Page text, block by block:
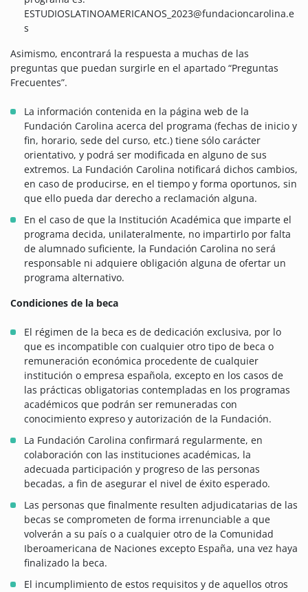
ESTUDIOSLATINOAMERICANOS_2023@fundacioncarolina.e
s
Asimismo, encontrará la respuesta a muchas de las
preguntas que puedan surgirle en el apartado “Preguntas
Frecuentes”.
La información contenida en la página web de la
Fundación Carolina acerca del programa (fechas de inicio y
fin, horario, sede del curso, etc.) tiene sólo carácter
orientativo, y podrá ser modificada en alguno de sus
extremos. La Fundación Carolina notificará dichos cambios,
en caso de producirse, en el tiempo y forma oportunos, sin
que ello pueda dar derecho a reclamación alguna.
En el caso de que la Institución Académica que imparte el
programa decida, unilateralmente, no impartirlo por falta
de alumnado suficiente, la Fundación Carolina no será
responsable ni adquiere obligación alguna de ofertar un
programa alternativo.
Condiciones de la beca
El régimen de la beca es de dedicación exclusiva, por lo
que es incompatible con cualquier otro tipo de beca o
remuneración económica procedente de cualquier
institución o empresa española, excepto en los casos de
las prácticas obligatorias contempladas en los programas
académicos que podrán ser remuneradas con
conocimiento expreso y autorización de la Fundación.
La Fundación Carolina confirmará regularmente, en
colaboración con las instituciones académicas, la
adecuada participación y progreso de las personas
becadas, a fin de asegurar el nivel de éxito esperado.
Las personas que finalmente resulten adjudicatarias de las
becas se comprometen de forma irrenunciable a que
volverán a su país o a cualquier otro de la Comunidad
Iberoamericana de Naciones excepto España, una vez haya
finalizado la beca.
El incumplimiento de estos requisitos y de aquellos otros